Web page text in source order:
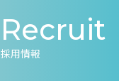
Recruit
採用情報